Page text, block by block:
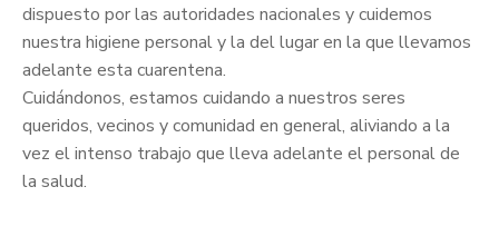
dispuesto por las autoridades nacionales y cuidemos
nuestra higiene personal y la del lugar en la que llevamos
adelante esta cuarentena.
Cuidándonos, estamos cuidando a nuestros seres
queridos, vecinos y comunidad en general, aliviando a la
vez el intenso trabajo que lleva adelante el personal de
la salud.